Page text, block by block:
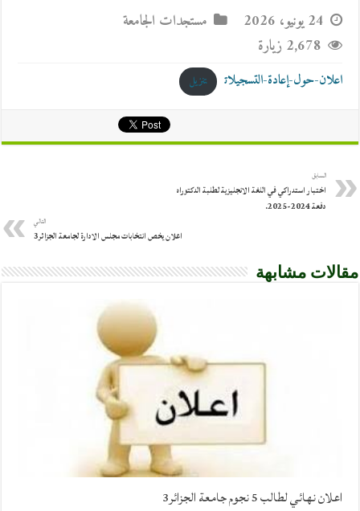
24 يونيو، 2026
مستجدات الجامعة
2,678 زيارة
اعلان-حول-إعادة-التسجيلات تنزيل
السابق
اختبار استدراكي في اللغة الانجليزية لطلبة الدكتوراه
دفعة 2024-2025.
التالي
اعلان يخص انتخابات مجلس الادارة لجامعة الجزائر3
مقالات مشابهة
اعلان نهائي لطالب 5 نجوم جامعة الجزائر3